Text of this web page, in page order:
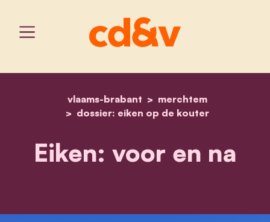
home
vlaams-brabant
merchtem
dossier: eiken op de kouter
is dit onze toekomst?
Eiken: voor en na